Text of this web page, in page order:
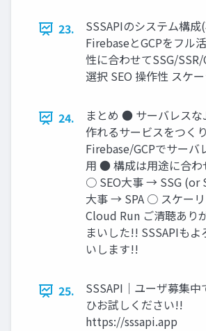
23.
SSSAPIのシステム構成
FirebaseとGCPをフル
性に合わせてSSG/
選択 SEO 操作性 スケ
24.
まとめ ● サーバレスな
作れるサービスをつく
Firebase/GCPでサーバ
用 ● 構成は用途に合
○ SEO大事 → SSG (or
大事 → SPA ○ スケー
Cloud Run ご清聴あり
まいした!! SSSAPIも
いします!!
25.
SSSAPI｜ユーザ募集
ひお試しください!!
https://sssapi.app